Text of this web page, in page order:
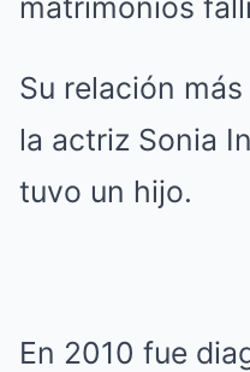
Su relación
la actriz Sonia
tuvo un hijo.
En 2010 fue